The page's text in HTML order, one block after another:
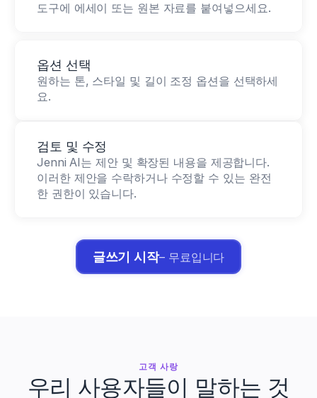
도구에 에세이 또는 원본 자료를 붙여넣으세요.
옵션 선택
원하는 톤, 스타일 및 길이 조정 옵션을 선택하세
요.
검토 및 수정
Jenni AI는 제안 및 확장된 내용을 제공합니다.
이러한 제안을 수락하거나 수정할 수 있는 완전
한 권한이 있습니다.
글쓰기 시작– 무료입니다
고객 사랑
우리 사용자들이 말하는 것